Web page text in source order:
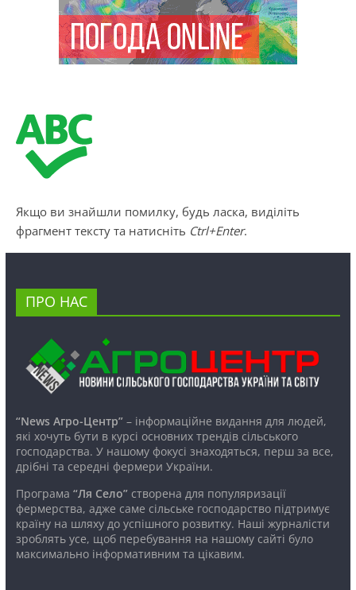
Якщо ви знайшли помилку, будь ласка, виділіть
фрагмент тексту та натисніть Ctrl+Enter.
ПРО НАС
“News Агро-Центр”– інформаційне видання для людей,
які хочуть бути в курсі основних трендів сільського
господарства. У нашому фокусі знаходяться, перш за все,
дрібні та середні фермери України.
Програма “Ля Село”створена для популяризації
фермерства, адже саме сільське господарство підтримує
країну на шляху до успішного розвитку. Наші журналісти
зроблять усе, щоб перебування на нашому сайті було
максимально інформативним та цікавим.